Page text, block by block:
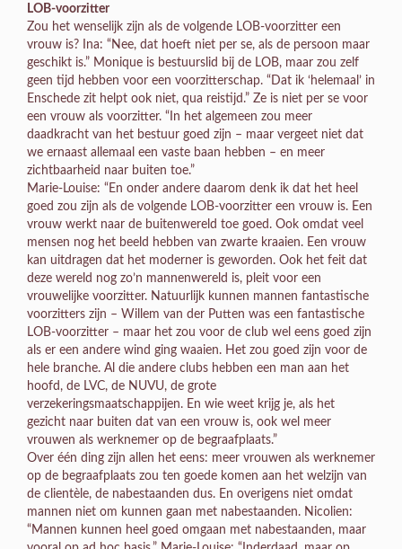
LOB-voorzitter
Zou het wenselijk zijn als de volgende LOB-voorzitter een
vrouw is? Ina: “Nee, dat hoeft niet per se, als de persoon maar
geschikt is.” Monique is bestuurslid bij de LOB, maar zou zelf
geen tijd hebben voor een voorzitterschap. “Dat ik ‘helemaal’ in
Enschede zit helpt ook niet, qua reistijd.” Ze is niet per se voor
een vrouw als voorzitter. “In het algemeen zou meer
daadkracht van het bestuur goed zijn – maar vergeet niet dat
we ernaast allemaal een vaste baan hebben – en meer
zichtbaarheid naar buiten toe.”
Marie-Louise: “En onder andere daarom denk ik dat het heel
goed zou zijn als de volgende LOB-voorzitter een vrouw is. Een
vrouw werkt naar de buitenwereld toe goed. Ook omdat veel
mensen nog het beeld hebben van zwarte kraaien. Een vrouw
kan uitdragen dat het moderner is geworden. Ook het feit dat
deze wereld nog zo’n mannenwereld is, pleit voor een
vrouwelijke voorzitter. Natuurlijk kunnen mannen fantastische
voorzitters zijn – Willem van der Putten was een fantastische
LOB-voorzitter – maar het zou voor de club wel eens goed zijn
als er een andere wind ging waaien. Het zou goed zijn voor de
hele branche. Al die andere clubs hebben een man aan het
hoofd, de LVC, de NUVU, de grote
verzekeringsmaatschappijen. En wie weet krijg je, als het
gezicht naar buiten dat van een vrouw is, ook wel meer
vrouwen als werknemer op de begraafplaats.”
Over één ding zijn allen het eens: meer vrouwen als werknemer
op de begraafplaats zou ten goede komen aan het welzijn van
de clientèle, de nabestaanden dus. En overigens niet omdat
mannen niet om kunnen gaan met nabestaanden. Nicolien:
“Mannen kunnen heel goed omgaan met nabestaanden, maar